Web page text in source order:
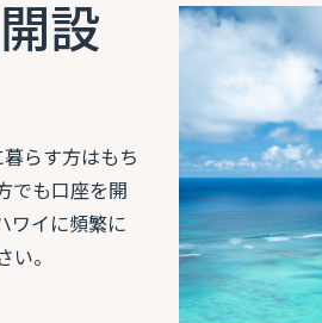
設
らす方はもち
でも口座を開
ワイに頻繁に
。